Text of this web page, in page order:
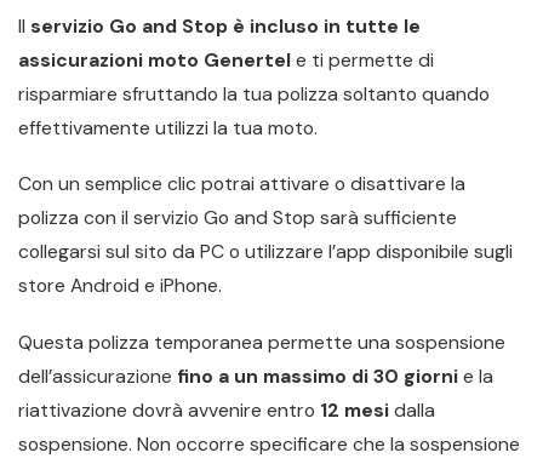
Il servizio Go and Stop è incluso in tutte le
assicurazioni moto Genertele ti permette di
risparmiare sfruttando la tua polizza soltanto quando
effettivamente utilizzi la tua moto.
Con un semplice clic potrai attivare o disattivare la
polizza con il servizio Go and Stop sarà sufficiente
collegarsi sul sito da PC o utilizzare l’app disponibile sugli
store Android e iPhone.
Questa polizza temporanea permette una sospensione
dell’assicurazione fino a un massimo di 30 giornie la
riattivazione dovrà avvenire entro 12 mesidalla
sospensione. Non occorre specificare che la sospensione